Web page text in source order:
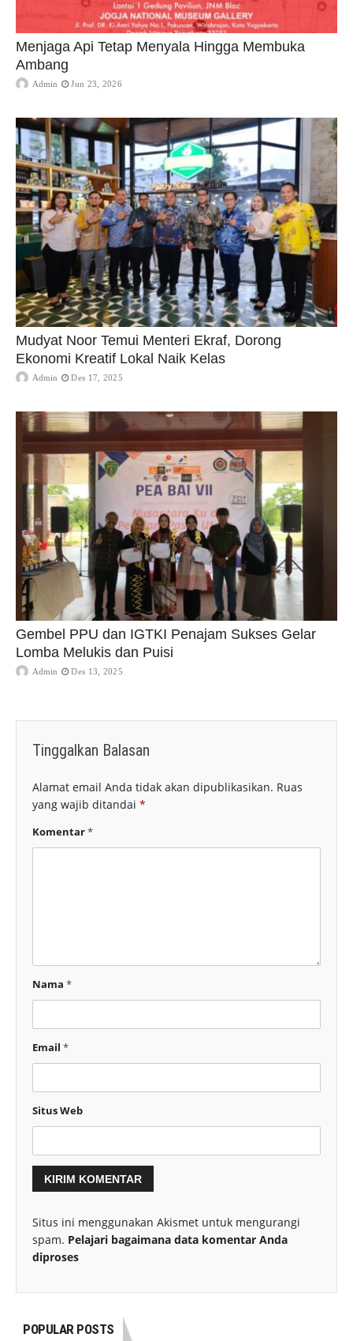
Menjaga Api Tetap Menyala Hingga Membuka
Ambang
Admin Jun 23, 2026
Mudyat Noor Temui Menteri Ekraf, Dorong
Ekonomi Kreatif Lokal Naik Kelas
Admin Des 17, 2025
Gembel PPU dan IGTKI Penajam Sukses Gelar
Lomba Melukis dan Puisi
Admin Des 13, 2025
Tinggalkan Balasan
Alamat email Anda tidak akan dipublikasikan. Ruas
yang wajib ditandai *
Komentar*
Nama *
Email *
Situs Web
Situs ini menggunakan Akismet untuk mengurangi
spam. Pelajari bagaimana data komentar Anda
diproses
POPULAR POSTS